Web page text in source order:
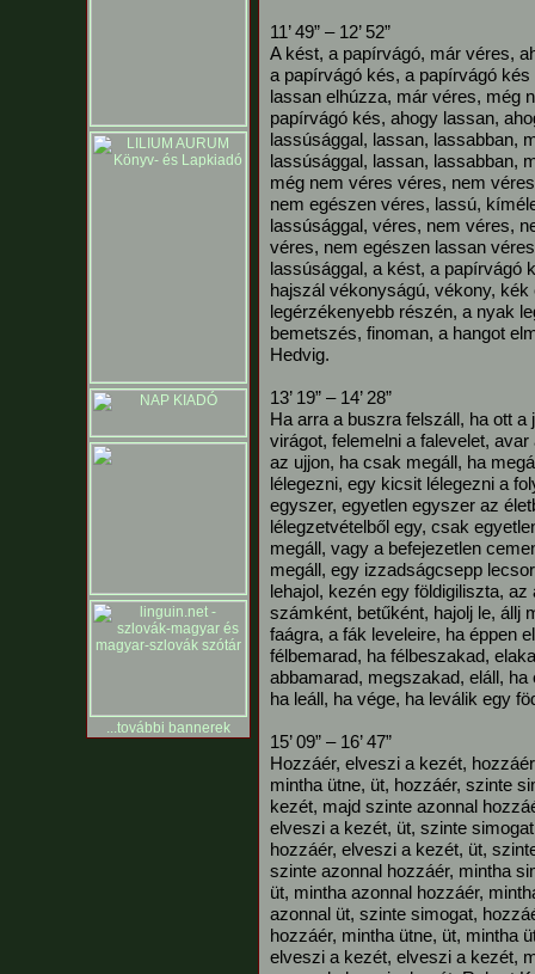
...további bannerek
11’ 49” – 12’ 52”
A kést, a papírvágó, már véres,
a papírvágó kés, a papírvágó
lassan elhúzza, már véres, még
papírvágó kés, ahogy lassan,
lassúsággal, lassan, lassabban,
lassúsággal, lassan, lassabban,
még nem véres véres, nem
nem egészen véres, lassú,
lassúsággal, véres, nem véres,
véres, nem egészen lassan
lassúsággal, a kést, a papírvágó
hajszál vékonyságú, vékony,
legérzékenyebb részén, a nyak
bemetszés, finoman, a hangot
Hedvig.
13’ 19” – 14’ 28”
Ha arra a buszra felszáll, ha ott a
virágot, felemelni a falevelet,
az ujjon, ha csak megáll, ha
lélegezni, egy kicsit lélegezni a
egyszer, egyetlen egyszer az
lélegzetvételből egy, csak
megáll, vagy a befejezetlen
megáll, egy izzadságcsepp
lehajol, kezén egy földigiliszta,
számként, betűként, hajolj le, állj
faágra, a fák leveleire, ha éppen
félbemarad, ha félbeszakad,
abbamarad, megszakad, eláll, ha
ha leáll, ha vége, ha leválik egy
15’ 09” – 16’ 47”
Hozzáér, elveszi a kezét,
mintha ütne, üt, hozzáér, szinte
kezét, majd szinte azonnal
elveszi a kezét, üt, szinte
hozzáér, elveszi a kezét, üt,
szinte azonnal hozzáér, mintha
üt, mintha azonnal hozzáér,
azonnal üt, szinte simogat,
hozzáér, mintha ütne, üt, mintha
elveszi a kezét, elveszi a kezét,